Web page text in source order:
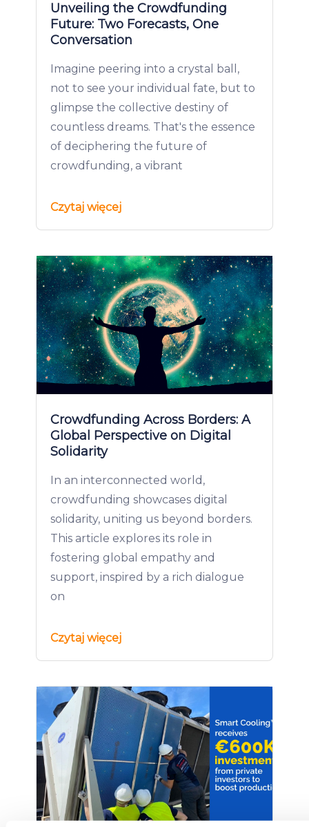
Unveiling the Crowdfunding
Future: Two Forecasts, One
Conversation
Imagine peering into a crystal ball,
not to see your individual fate, but to
glimpse the collective destiny of
countless dreams. That's the essence
of deciphering the future of
crowdfunding, a vibrant
Czytaj więcej
Crowdfunding Across Borders: A
Global Perspective on Digital
Solidarity
In an interconnected world,
crowdfunding showcases digital
solidarity, uniting us beyond borders.
This article explores its role in
fostering global empathy and
support, inspired by a rich dialogue
on
Czytaj więcej